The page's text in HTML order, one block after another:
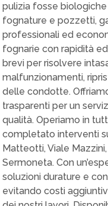
pulizia fosse
fognature e pozzetti,
professionali ed
fognarie con rapidità
brevi per risolvere
malfunzionamenti,
delle condotte.
trasparenti per un
qualità. Operiamo in
completato interventi
Matteotti, Viale
Sermoneta. Con
soluzioni durature e
evitando costi